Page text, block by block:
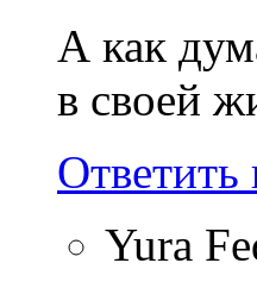
А как
в своей
Ответить
Yura